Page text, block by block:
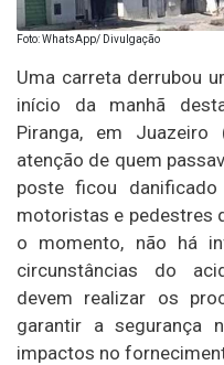
Foto: WhatsApp/ Divulgação
Uma carreta derrubou
início da manhã
Piranga, em
atenção de quem
poste ficou
motoristas e pedestres
o momento, não há
circunstâncias do
devem realizar os
garantir a segurança
impactos no